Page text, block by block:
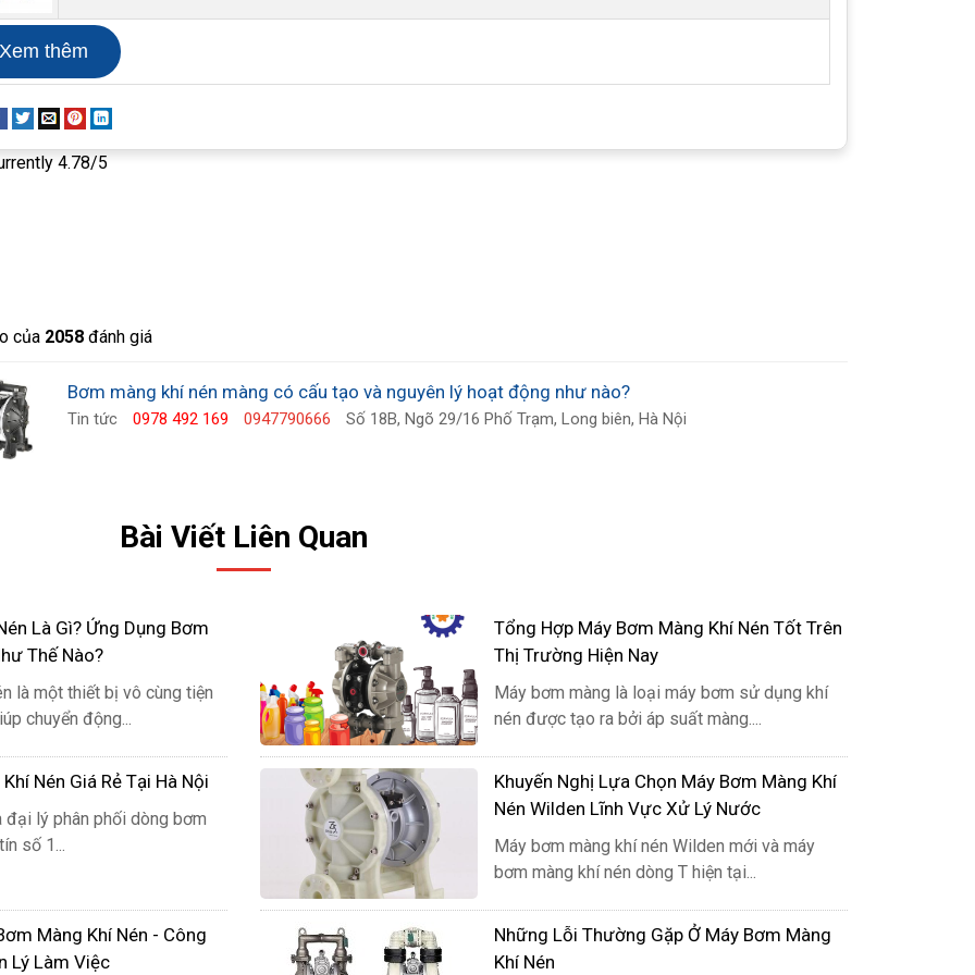
bơm màng khí néncó hai màng bơm ở phía bên trái và bên phải. Công việc của hai màng bơm
thay đổi liên tục cho nhau để chất lỏng được truyền đi một cách đều đặn.
nén sẽ cấp khí nén đi đến buồng chứa bên trái để tạo áp lực đẩy màng bơm sang trái hướng
áp lực này thì van đầu tiên sẽ được đóng để mở van thứ 2 cho phép chất lỏng bơm đi.
Xem thêm
4.78/5
của 2058đánh giá
Bơm màng khí nén màng có cấu tạo và nguyên lý hoạt động như nào?
Tin tức 0978 492 169 0947790666 Số 18B, Ngõ 29/16 Phố Trạm, Long biên, Hà Nội
Bài Viết Liên Quan
Là Gì? Ứng Dụng Bơm
Thế Nào?
là một thiết bị vô cùng tiện
chuyển động...
Tổng Hợp Máy Bơm Màng Khí Nén Tốt Trên
Thị Trường Hiện Nay
Máy bơm màng là loại máy bơm sử dụng khí
nén được tạo ra bởi áp suất màng....
Nén Giá Rẻ Tại Hà Nội
đại lý phân phối dòng bơm
số 1...
Khuyến Nghị Lựa Chọn Máy Bơm Màng Khí
Nén Wilden Lĩnh Vực Xử Lý Nước
Máy bơm màng khí nén Wilden mới và máy
bơm màng khí nén dòng T hiện tại...
Màng Khí Nén - Công
Lý Làm Việc
Những Lỗi Thường Gặp Ở Máy Bơm Màng
Khí Nén